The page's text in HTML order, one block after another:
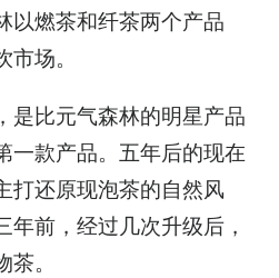
以燃茶和纤茶两个产品
场。
是比元气森林的明星产品
一款产品。五年后的现在
打还原现泡茶的自然风
前，经过几次升级后，
。